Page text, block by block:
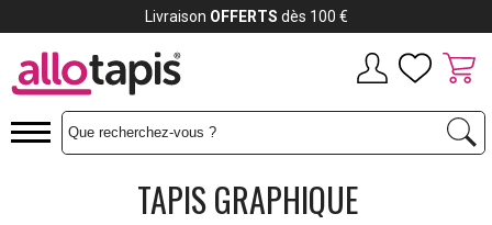
TAPIS GRAPHIQUE
Payez jusqu'à12x